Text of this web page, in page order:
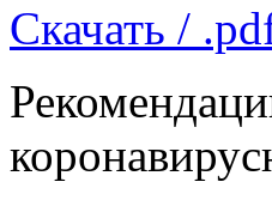
Скачать /